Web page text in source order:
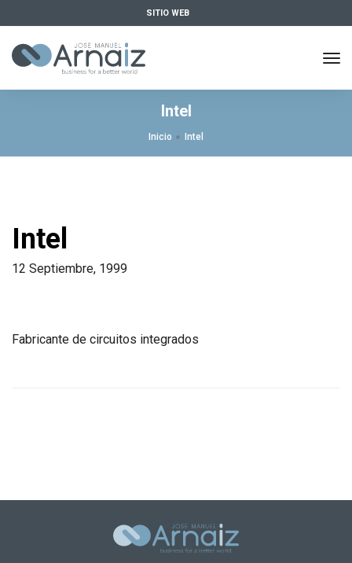
SITIO WEB
Intel
Inicio Intel
Intel
12 Septiembre, 1999
Fabricante de circuitos integrados